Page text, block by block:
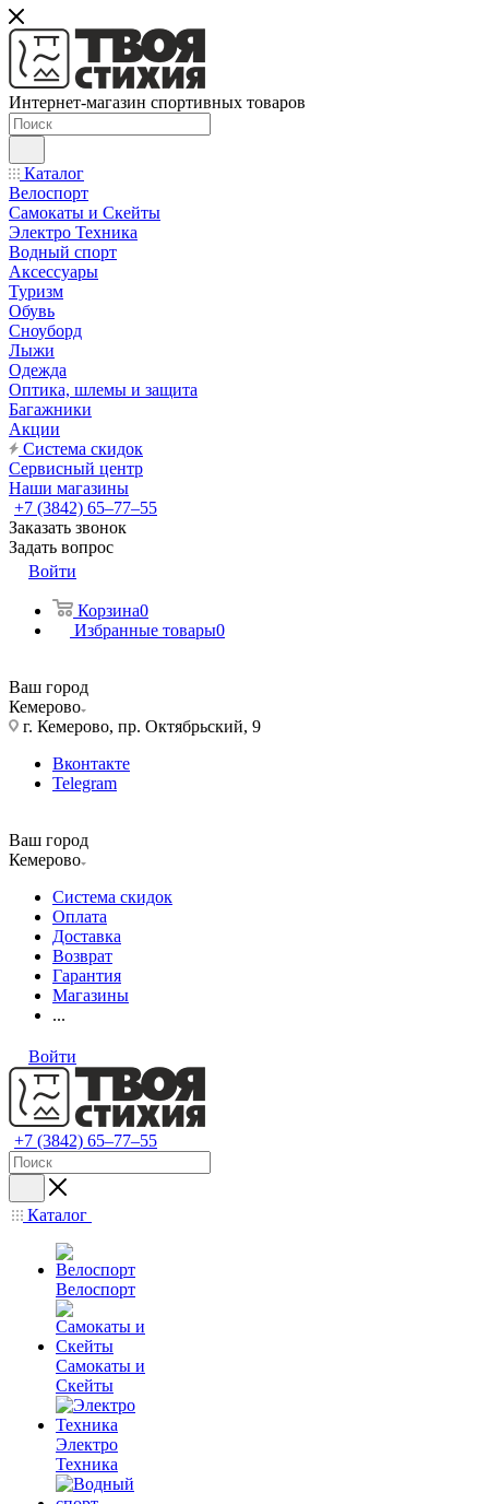
Интернет-магазин спортивных товаров
Каталог
Велоспорт
Самокаты и Скейты
Электро Техника
Водный спорт
Аксессуары
Туризм
Обувь
Сноуборд
Лыжи
Одежда
Оптика, шлемы и защита
Багажники
Акции
Система скидок
Сервисный центр
Наши магазины
+7 (3842) 65–77–55
Заказать звонок
Задать вопрос
Войти
Корзина0
Избранные товары0
Ваш город
Кемерово
г. Кемерово, пр. Октябрьский, 9
Вконтакте
Telegram
Ваш город
Кемерово
Система скидок
Оплата
Доставка
Возврат
Гарантия
Магазины
...
Войти
+7 (3842) 65–77–55
Каталог
Велоспорт
Самокаты и
Скейты
Электро
Техника